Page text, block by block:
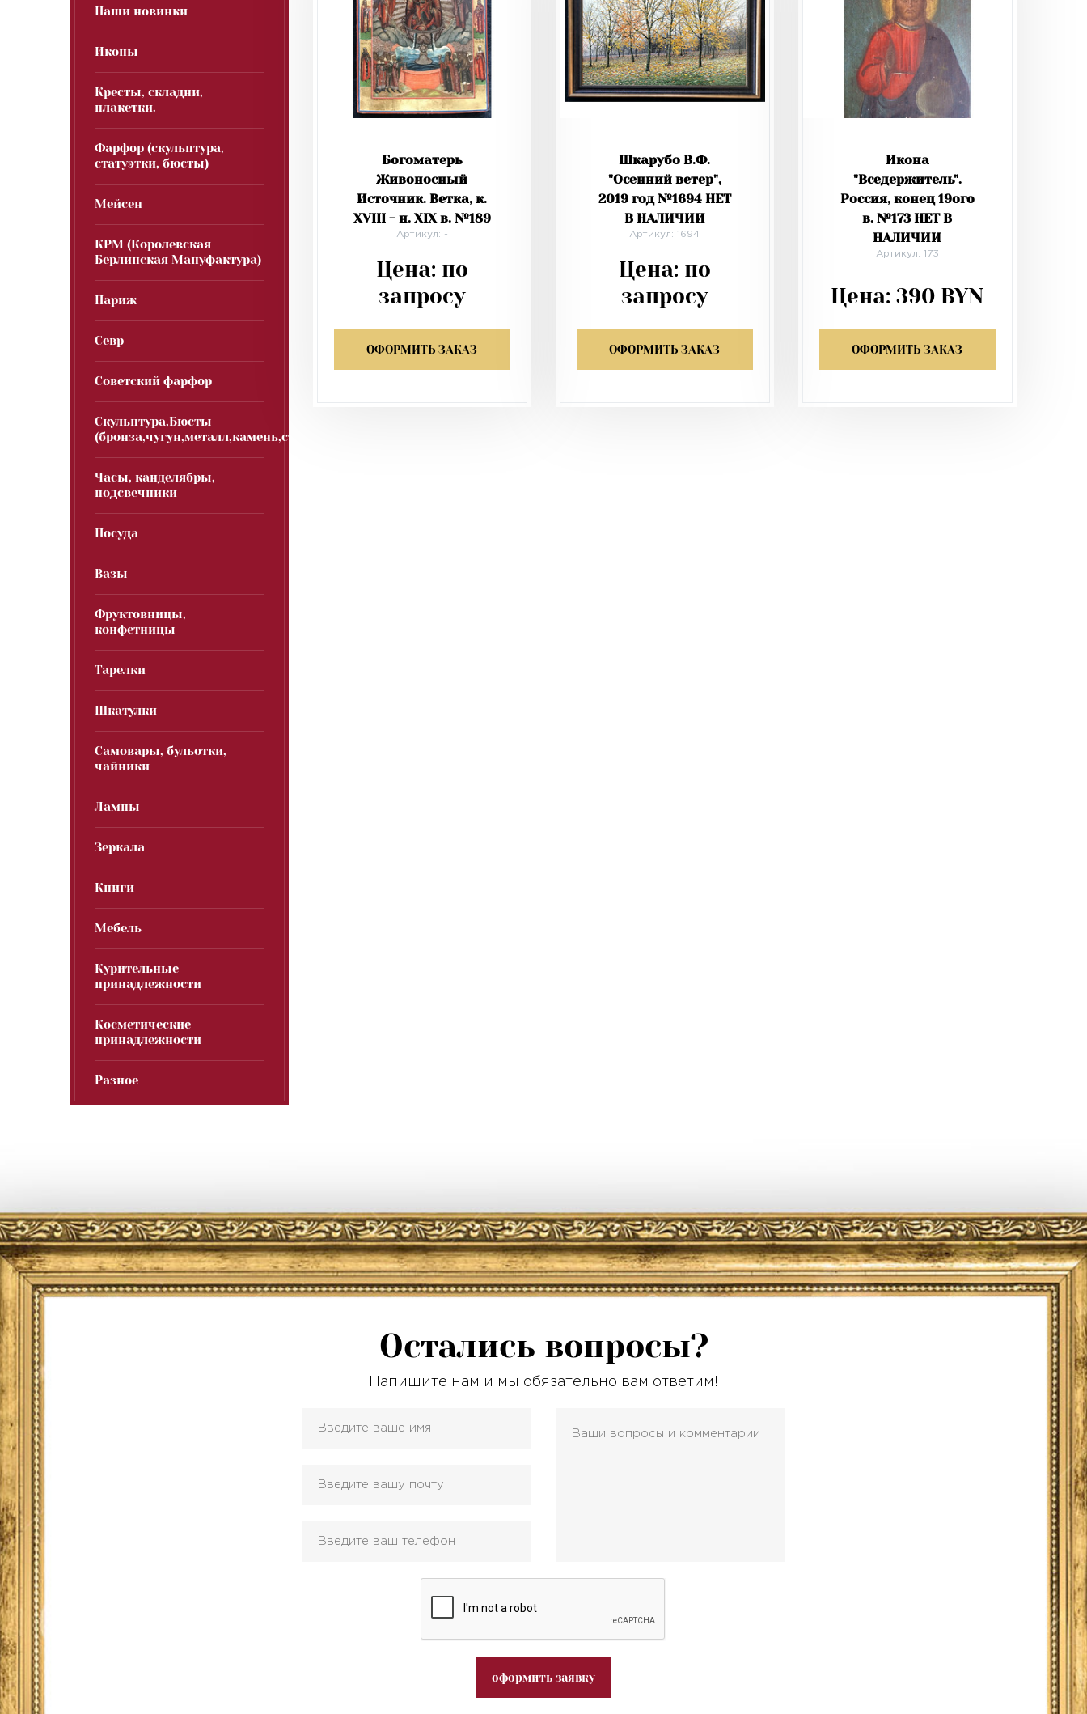
Наши новинки
Иконы
Кресты, складни,
плакетки.
Фарфор (скульптура,
статуэтки, бюсты)
Мейсен
КРМ (Королевская
Берлинская Мануфактура)
Париж
Севр
Советский фарфор
Скульптура,Бюсты
(бронза,чугун,металл,камень,стекло)
Часы, канделябры,
подсвечники
Посуда
Вазы
Фруктовницы,
конфетницы
Тарелки
Шкатулки
Самовары, бульотки,
чайники
Лампы
Зеркала
Книги
Мебель
Курительные
принадлежности
Косметические
принадлежности
Разное
Богоматерь
Живоносный
Источник. Ветка, к.
XVIII - н. XIX в. №189
Артикул: -
Цена: по
запросу
ОФОРМИТЬ ЗАКАЗ
Шкарубо В.Ф.
"Осенний ветер",
2019 год №1694 НЕТ
В НАЛИЧИИ
Артикул: 1694
Цена: по
запросу
ОФОРМИТЬ ЗАКАЗ
Икона
"Вседержитель".
Россия, конец 19ого
в. №173 НЕТ В
НАЛИЧИИ
Артикул: 173
Цена:390 BYN
ОФОРМИТЬ ЗАКАЗ
Остались вопросы?
Напишите нам и мы обязательно вам ответим!
оформить заявку